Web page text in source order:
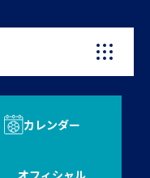
カレンダー